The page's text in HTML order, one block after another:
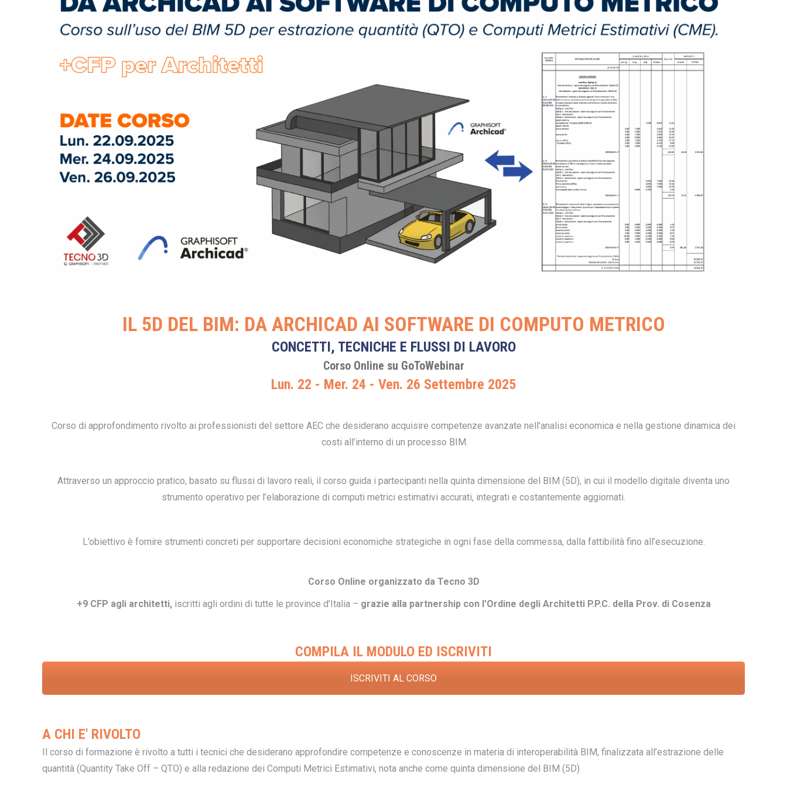
IL 5D DEL BIM: DA ARCHICAD AI SOFTWARE DI COMPUTO METRICO
CONCETTI, TECNICHE E FLUSSI DI LAVORO
Corso Online su GoToWebinar
Lun. 22 - Mer. 24 - Ven. 26 Settembre 2025
Corso di approfondimento rivolto ai professionisti del settore AEC che desiderano acquisire competenze avanzate nell’analisi economica e nella gestione dinamica dei
costi all’interno di un processo BIM.
Attraverso un approccio pratico, basato su flussi di lavoro reali, il corso guida i partecipanti nella quinta dimensione del BIM (5D), in cui il modello digitale diventa uno
strumento operativo per l’elaborazione di computi metrici estimativi accurati, integrati e costantemente aggiornati.
L’obiettivo è fornire strumenti concreti per supportare decisioni economiche strategiche in ogni fase della commessa, dalla fattibilità fino all’esecuzione.
Corso Online organizzato da Tecno 3D
+9 CFP agli architetti,iscritti agli ordini di tutte le province d’Italia – grazie alla partnership con l’Ordine degli Architetti P.P.C. della Prov. di Cosenza
COMPILA IL MODULO ED ISCRIVITI
ISCRIVITI AL CORSO
A CHI E' RIVOLTO
Il corso di formazione è rivolto a tutti i tecnici che desiderano approfondire competenze e conoscenze in materia di interoperabilità BIM, finalizzata all’estrazione delle
quantità (Quantity Take Off – QTO) e alla redazione dei Computi Metrici Estimativi, nota anche come quinta dimensione del BIM (5D)